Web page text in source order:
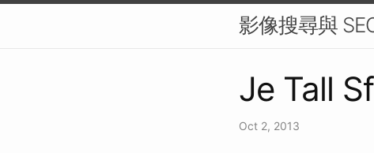
影像搜尋與
Je Tall
Oct 2, 2013